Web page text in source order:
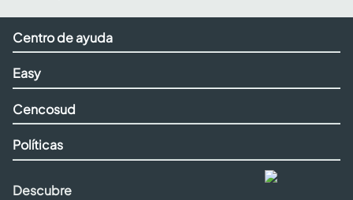
Centro de ayuda
Easy
Cencosud
Políticas
Descubre